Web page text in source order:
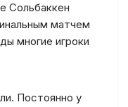
Сольбаккен
матчем
многие игроки
Постоянно у